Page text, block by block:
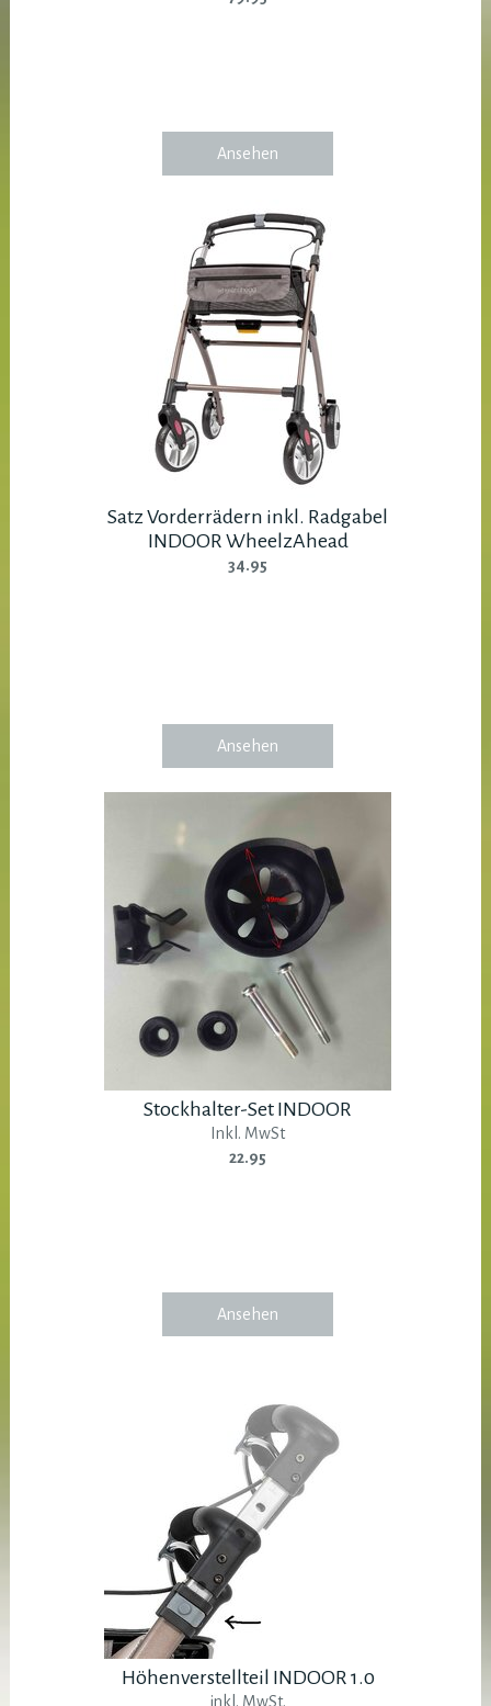
Ansehen
Satz Vorderrädern inkl. Radgabel
INDOOR WheelzAhead
34.95
Ansehen
Stockhalter-Set INDOOR
Inkl. MwSt
22.95
Ansehen
Höhenverstellteil INDOOR 1.0
inkl. MwSt.